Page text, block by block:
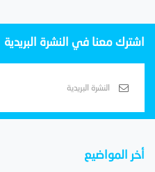
اشترك معنا في النشرة البريدية
أخر المواضيع